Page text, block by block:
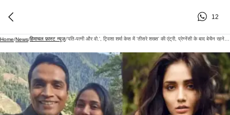
12
Home/News/हिमाचल फ़ास्ट न्यूज़/